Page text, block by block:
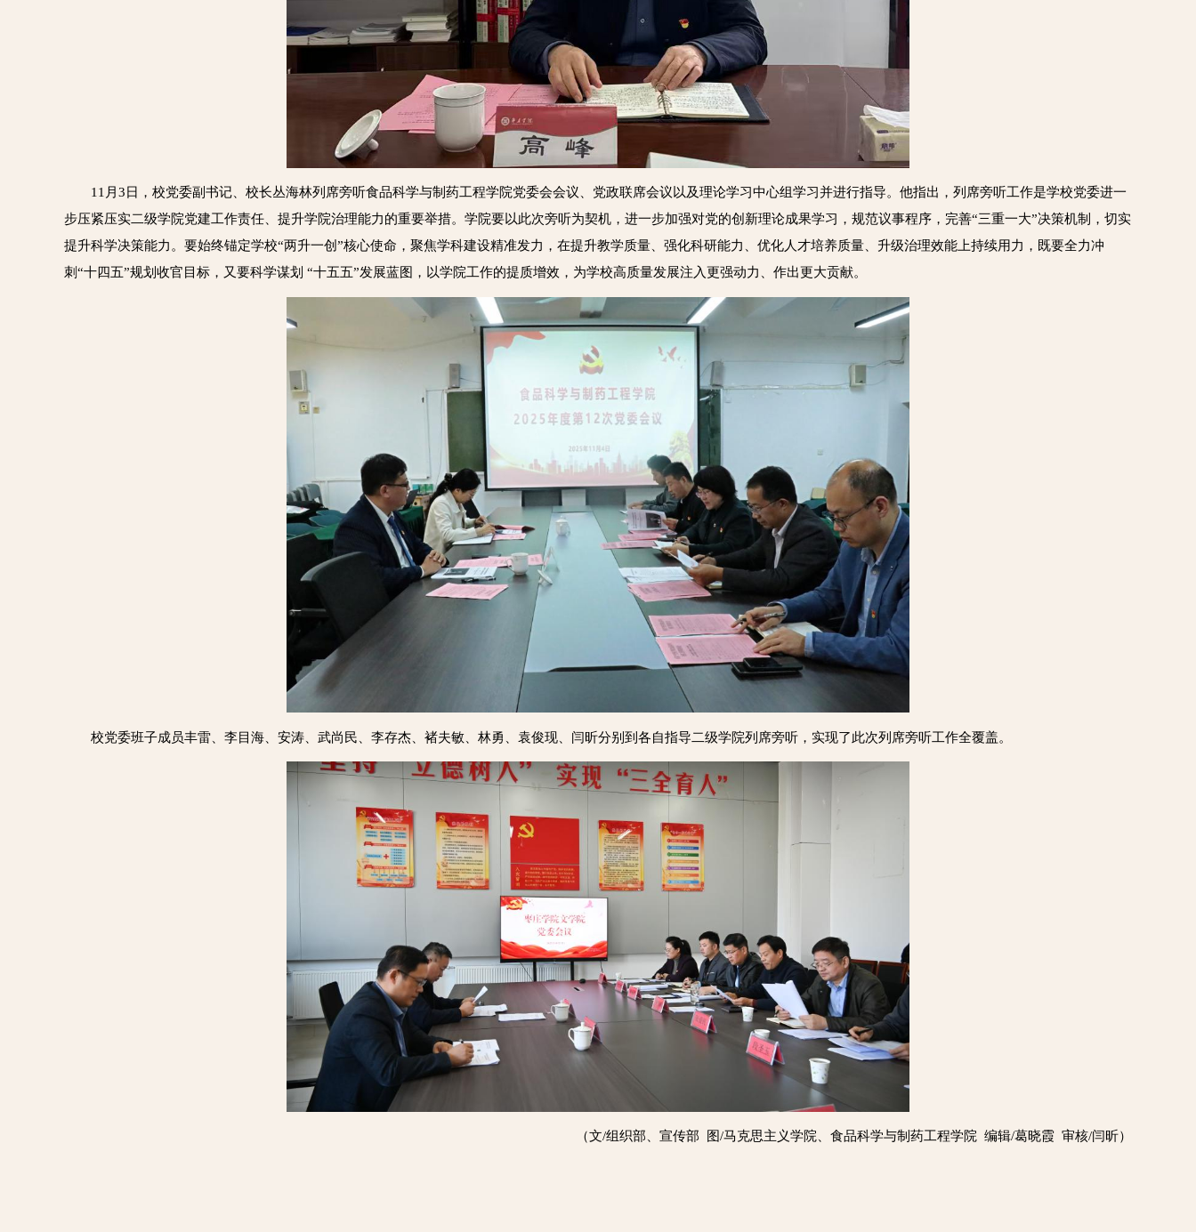
11月3日，校党委副书记、校长丛海林列席旁听食品科学与制药工程学院党委会会议、党政联席会议以及理论学习中心组学习并进行指导。他指出，列席旁听工作是学校党委进一
步压紧压实二级学院党建工作责任、提升学院治理能力的重要举措。学院要以此次旁听为契机，进一步加强对党的创新理论成果学习，规范议事程序，完善“三重一大”决策机制，切实
提升科学决策能力。要始终锚定学校“两升一创”核心使命，聚焦学科建设精准发力，在提升教学质量、强化科研能力、优化人才培养质量、升级治理效能上持续用力，既要全力冲
刺“十四五”规划收官目标，又要科学谋划 “十五五”发展蓝图，以学院工作的提质增效，为学校高质量发展注入更强动力、作出更大贡献。
校党委班子成员丰雷、李目海、安涛、武尚民、李存杰、褚夫敏、林勇、袁俊现、闫昕分别到各自指导二级学院列席旁听，实现了此次列席旁听工作全覆盖。
（文/组织部、宣传部 图/马克思主义学院、食品科学与制药工程学院 编辑/葛晓霞 审核/闫昕）